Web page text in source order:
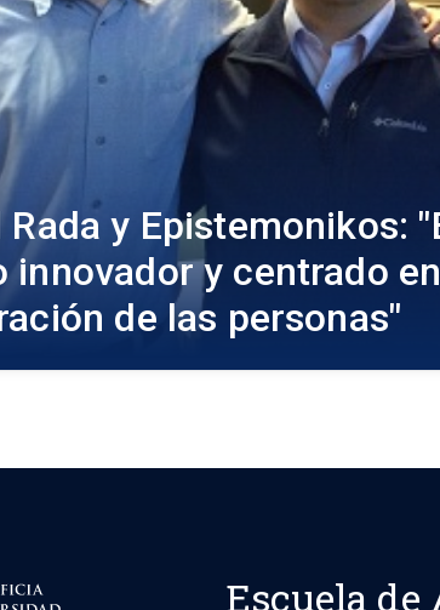
y Epistemonikos:
innovador y centrado
de las personas"
Escuela